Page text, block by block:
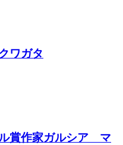
ワガタ
賞作家ガルシア゠マ